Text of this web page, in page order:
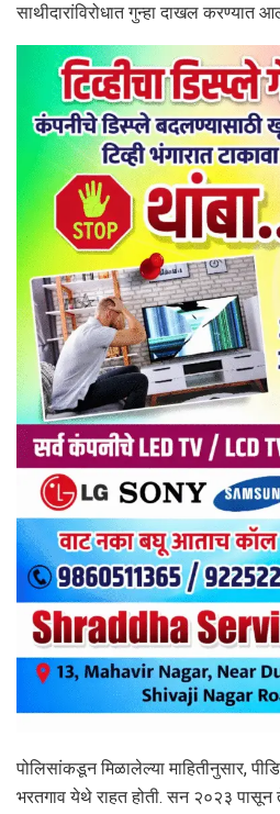
साथीदारांविरोधात गुन्हा दाखल करण्यात
पोलिसांकडून मिळालेल्या माहितीनुसार,
भरतगाव येथे राहत होती. सन २०२३ पासून